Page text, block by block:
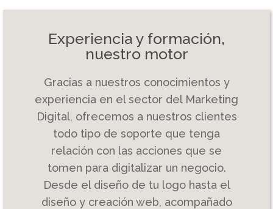
Experiencia y formación,
nuestro motor
Gracias a nuestros conocimientos y
experiencia en el sector del Marketing
Digital, ofrecemos a nuestros clientes
todo tipo de soporte que tenga
relación con las acciones que se
tomen para digitalizar un negocio.
Desde el diseño de tu logo hasta el
diseño y creación web, acompañado